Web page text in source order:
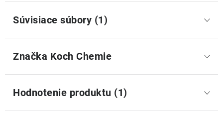
Súvisiace súbory (1)
Značka Koch Chemie
Hodnotenie produktu (1)